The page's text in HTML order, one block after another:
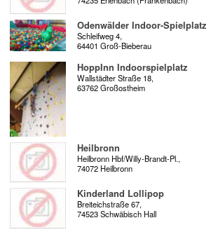
Odenwälder Indoor-Spielplatz
Schleifweg 4,
64401 Groß-Bieberau
HoppInn Indoorspielplatz
Wallstädter Straße 18,
63762 Großostheim
Heilbronn
Heilbronn Hbf/Willy-Brandt-Pl.,
74072 Heilbronn
Kinderland Lollipop
Breiteichstraße 67,
74523 Schwäbisch Hall